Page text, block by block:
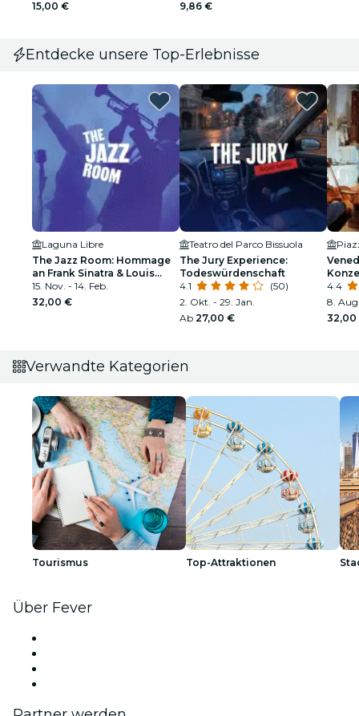
15,00 €
9,86 €
Entdecke unsere Top-Erlebnisse
Laguna Libre
The Jazz Room: Hommage
an Frank Sinatra & Louis
Armstrong
15. Nov. - 14. Feb.
32,00 €
Teatro del Parco Bissuola
The Jury Experience:
Todeswürdenschaft
4.1
(50)
2. Okt. - 29. Jan.
Ab 27,00 €
4.4
8.
32,00
Verwandte Kategorien
Tourismus Top-Attraktionen
Über Fever